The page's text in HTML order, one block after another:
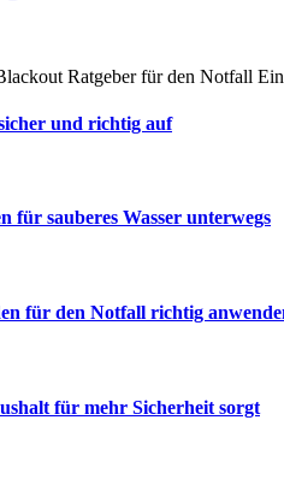
Ratgeber für den Notfall
und richtig auf
für sauberes Wasser unterwegs
für den Notfall richtig
für mehr Sicherheit sorgt